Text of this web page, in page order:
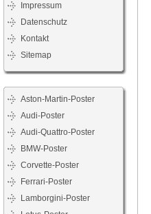
Impressum
Datenschutz
Kontakt
Sitemap
Aston-Martin-Poster
Audi-Poster
Audi-Quattro-Poster
BMW-Poster
Corvette-Poster
Ferrari-Poster
Lamborgini-Poster